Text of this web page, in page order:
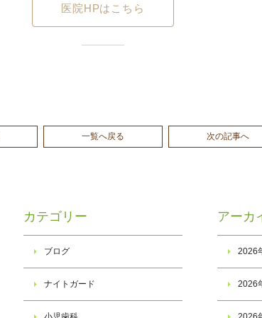
医院HPはこちら
一覧へ戻る 次の記事へ
カテゴリー
ブログ
ナイトガード
アーカ
2026
2026